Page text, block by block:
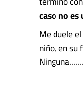
caso no es
Me duele
niño, en